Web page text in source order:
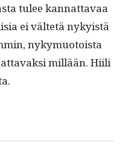
tulee kan­nat­tavaa
ei väl­tetä nyky­istä
nyky­muo­toista
mil­lään. Hiili